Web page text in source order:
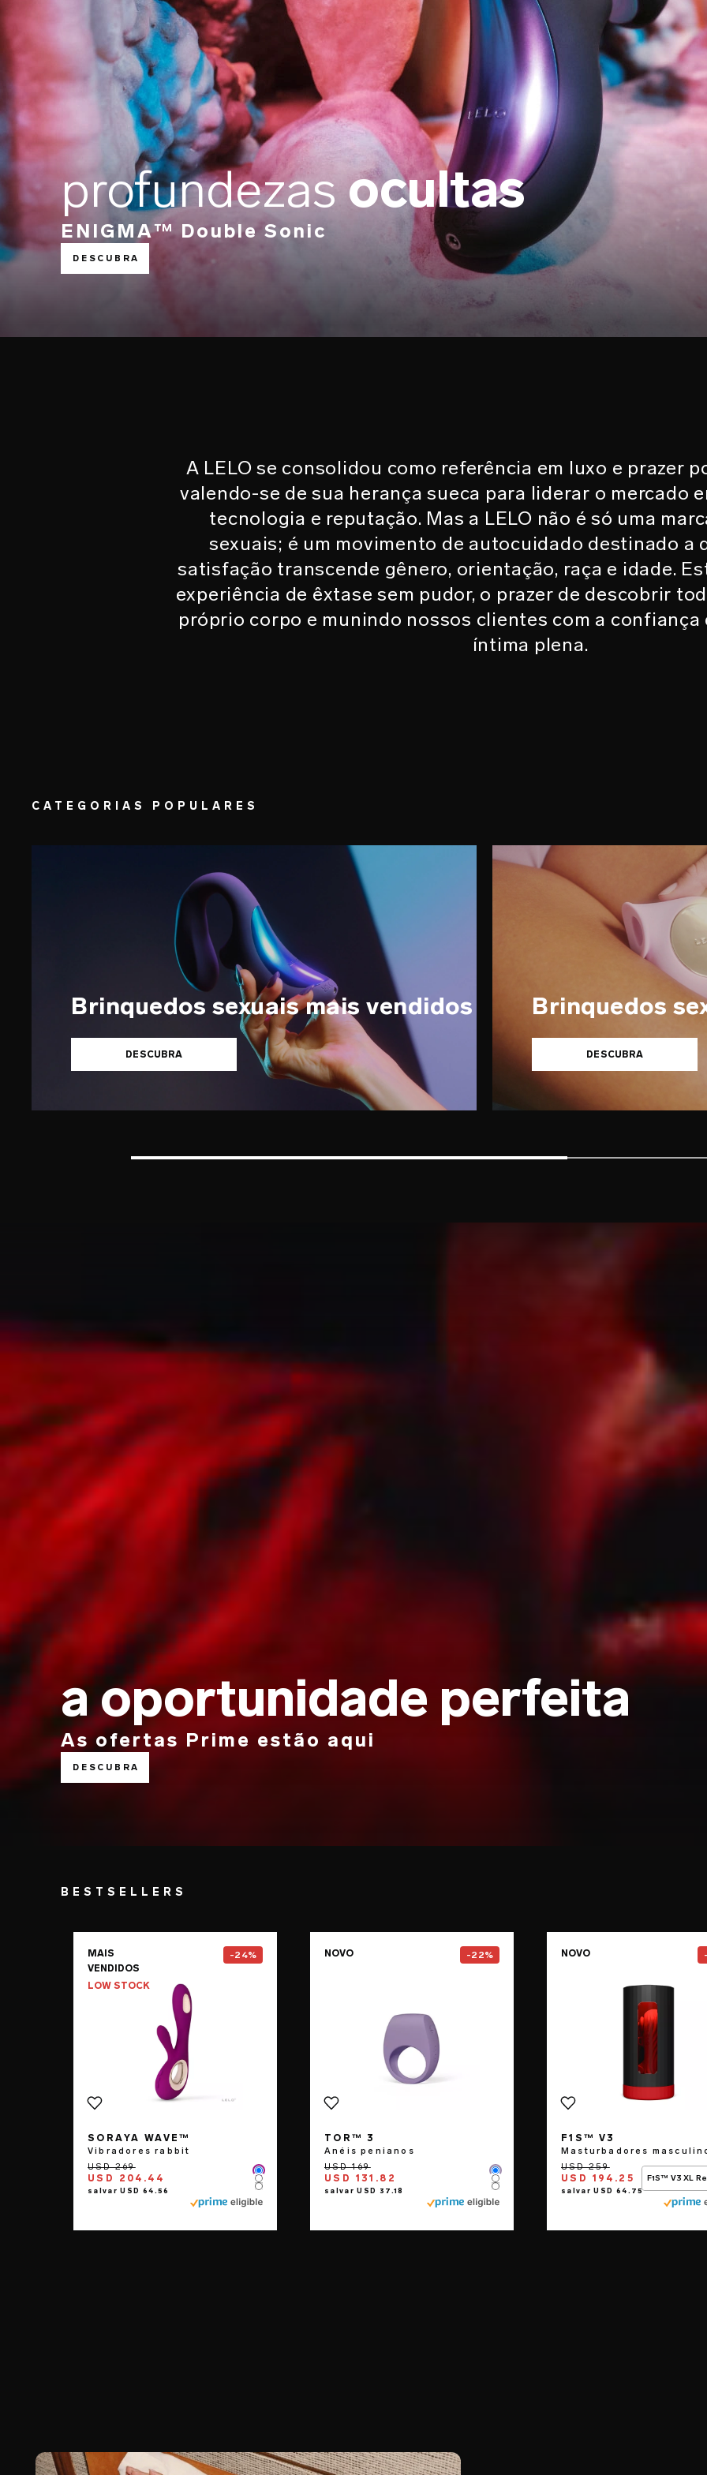
profundezasocultas
ENIGMA™ Double Sonic
DESCUBRA
A LELO se consolidou como referência em luxo e prazer
valendo-se de sua herança sueca para liderar o mercado
tecnologia e reputação. Mas a LELO não é só uma
sexuais; é um movimento de autocuidado destinado a
satisfação transcende gênero, orientação, raça e idade.
experiência de êxtase sem pudor, o prazer de descobrir
próprio corpo e munindo nossos clientes com a confiança
íntima plena.
CATEGORIAS POPULARES
Brinquedos sexuais mais vendidos
DESCUBRA
Brinquedos
DESCUBRA
a oportunidade perfeita
As ofertas Prime estão aqui
DESCUBRA
BESTSELLERS
MAIS
VENDIDOS
LOW STOCK
-24%
SORAYA WAVE™
Vibradores rabbit
USD 204.44 Color
Color
Color
NOVO -22%
TOR™ 3
Anéis penianos
USD 131.82 Color
Color
Color
NOVO
F1S™ V3
Masturbadores
USD 194.25 F1S™ V3 XL